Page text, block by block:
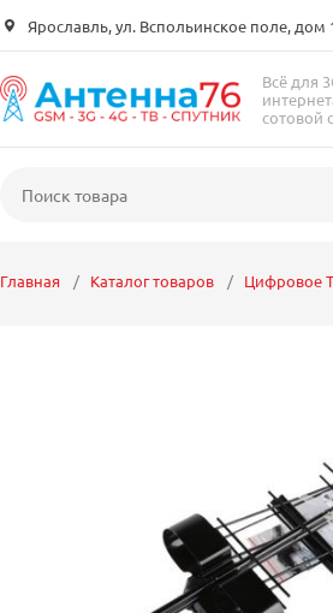
Ярославль, ул. Вспольинское поле, дом
Всё для
сотовой
Главная Каталог товаров Цифровое